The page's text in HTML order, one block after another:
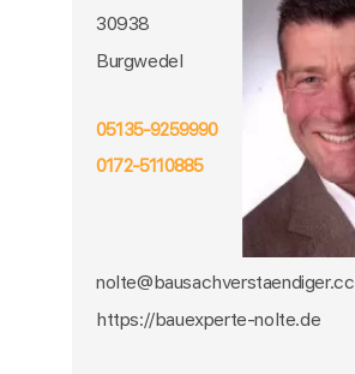
30938
Burgwedel
05135-9259990
0172-5110885
nolte@bausachverstaendiger.cc
https://bauexperte-nolte.de